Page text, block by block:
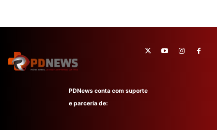
PDNews conta com suporte
e parceria de: